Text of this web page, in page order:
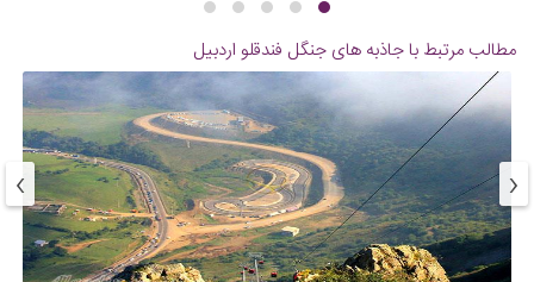
مطالب مرتبط با جاذبه های جنگل فندقلو اردبیل
‹
›